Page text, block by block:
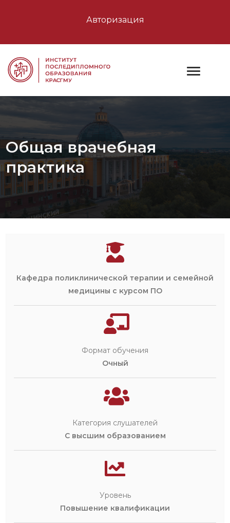
Авторизация
Общая врачебная
практика
Кафедра поликлинической терапии и семейной
медицины с курсом ПО
Формат обучения
Очный
Категория слушателей
С высшим образованием
Уровень
Повышение квалификации